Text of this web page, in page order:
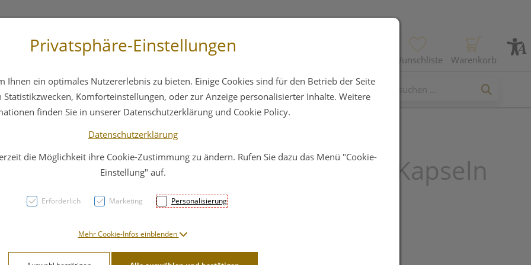
Wunschliste Warenkorb
Hautpflege Familie Nahrungsergänzung
Espara Carnosin Kapseln
PZN: 3016970
Privatsphäre-Einstellungen
Ihnen ein optimales Nutzererlebnis zu bieten. Einige Cookies sind für den Betrieb der Seite
Komforteinstellungen, oder zur Anzeige personalisierter Inhalte. Weitere
finden Sie in unserer Datenschutzerklärung und Cookie Policy.
Datenschutzerklärung
die Möglichkeit ihre Cookie-Zustimmung zu ändern. Rufen Sie dazu das Menü "Cookie-
Einstellung" auf.
Erforderlich Marketing Personalisierung
Mehr Cookie-Infos einblenden